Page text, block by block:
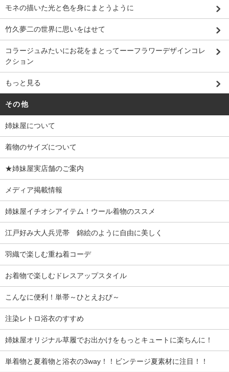
モネの描いた光と色を身にまとうように
竹久夢二の世界に思いをはせて
コラージュみたいにお花をまとってーーフラワーデザインコレ
クション
もっと見る
その他
姉妹屋について
着物のサイズについて
★姉妹屋実店舗のご案内
メディア掲載情報
姉妹屋イチオシアイテム！ウール着物のススメ
江戸好み大人兵児帯 錦絵のように自由に美しく
羽織で楽しむ重ね着コーデ
お着物で楽しむドレスアップスタイル
こんなに便利！単帯～ひとえおび～
注染レトロ浴衣のすすめ
姉妹屋オリジナル草履でお出かけをもっとキュートに楽ちんに！
単着物と夏着物と浴衣の3way！！ビンテージ夏素材に注目！！